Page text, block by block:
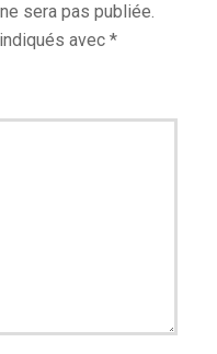
sera pas publiée.
avec *